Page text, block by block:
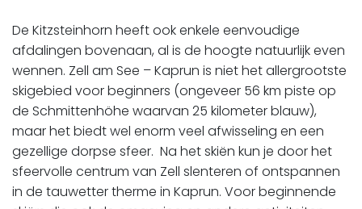
De Kitzsteinhorn heeft ook enkele eenvoudige
afdalingen bovenaan, al is de hoogte natuurlijk even
wennen. Zell am See – Kaprun is niet het allergrootste
skigebied voor beginners (ongeveer 56 km piste op
de Schmittenhöhe waarvan 25 kilometer blauw),
maar het biedt wel enorm veel afwisseling en een
gezellige dorpse sfeer. Na het skiën kun je door het
sfeervolle centrum van Zell slenteren of ontspannen
in de tauwetter therme in Kaprun. Voor beginnende